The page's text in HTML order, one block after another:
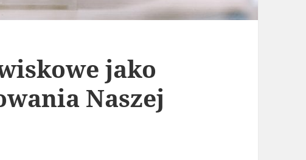
jako
Naszej